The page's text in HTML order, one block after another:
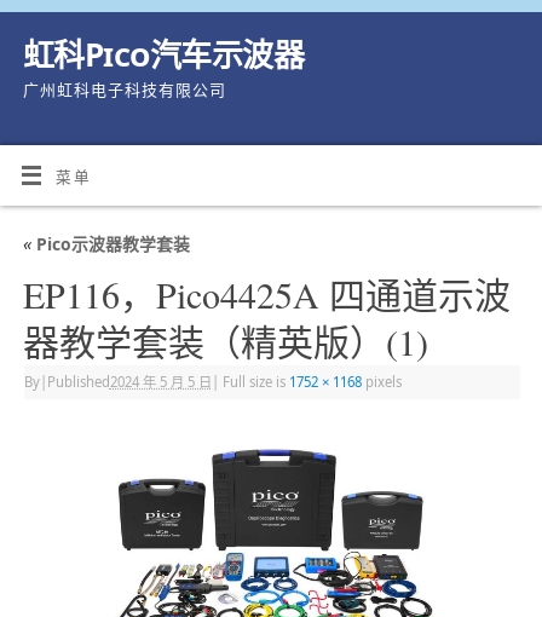
虹科Pico汽车示波器
广州虹科电子科技有限公司
菜单
«Pico示波器教学套装
EP116，Pico4425A 四通道示波
器教学套装（精英版）(1)
By| Published 2024 年 5 月 5 日 Full size is 1752 × 1168pixels